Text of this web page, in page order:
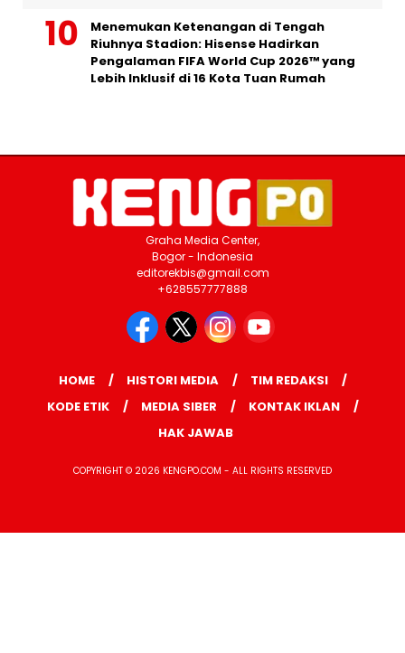
Menemukan Ketenangan di Tengah
Riuhnya Stadion: Hisense Hadirkan
Pengalaman FIFA World Cup 2026™ yang
Lebih Inklusif di 16 Kota Tuan Rumah
Graha Media Center,
Bogor - Indonesia
editorekbis@gmail.com
+628557777888
HOME HISTORI MEDIA
TIM REDAKSI
KODE ETIK
MEDIA SIBER
KONTAK IKLAN
HAK JAWAB
COPYRIGHT © 2026 KENGPO.COM - ALL RIGHTS RESERVED